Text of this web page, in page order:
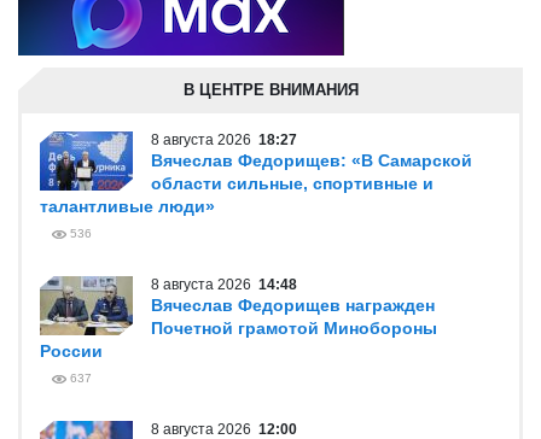
В ЦЕНТРЕ ВНИМАНИЯ
8 августа 2026 18:27
Вячеслав Федорищев: «В Самарской
области сильные, спортивные и
талантливые люди»
536
8 августа 2026 14:48
Вячеслав Федорищев награжден
Почетной грамотой Минобороны
России
637
8 августа 2026 12:00